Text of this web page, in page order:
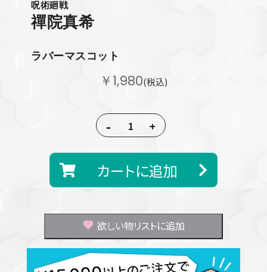
呪術廻戦
禪院真希
ラバーマスコット
￥1,980(税込)
- +
カートに追加
欲しい物リストに追加